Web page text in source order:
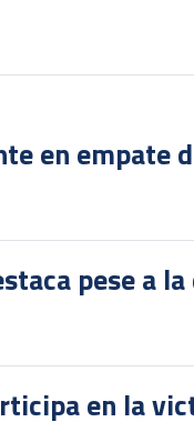
en empate
pese a
en la